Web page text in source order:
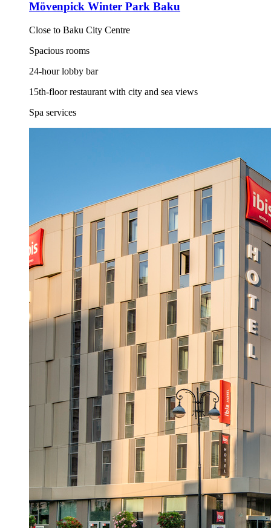
Mövenpick Winter Park Baku
Close to Baku City Centre
Spacious rooms
24-hour lobby bar
15th-floor restaurant with city and sea views
Spa services